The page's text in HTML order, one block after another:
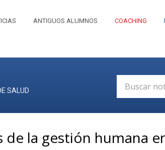
ANTIGUOS ALUMNOS COACHING
SALUD
de la gestión humana